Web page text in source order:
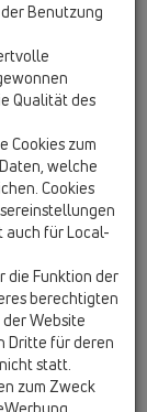
schriftlich
dann, wenn
oder von
oder
uns und dem
Vertrages
auch für
auch
uns
Benutzung
Qualität des
Cookies zum
welche
Cookies
auch für Local-
die Funktion der
berechtigten
Website
Dritte für deren
statt.
zum Zweck